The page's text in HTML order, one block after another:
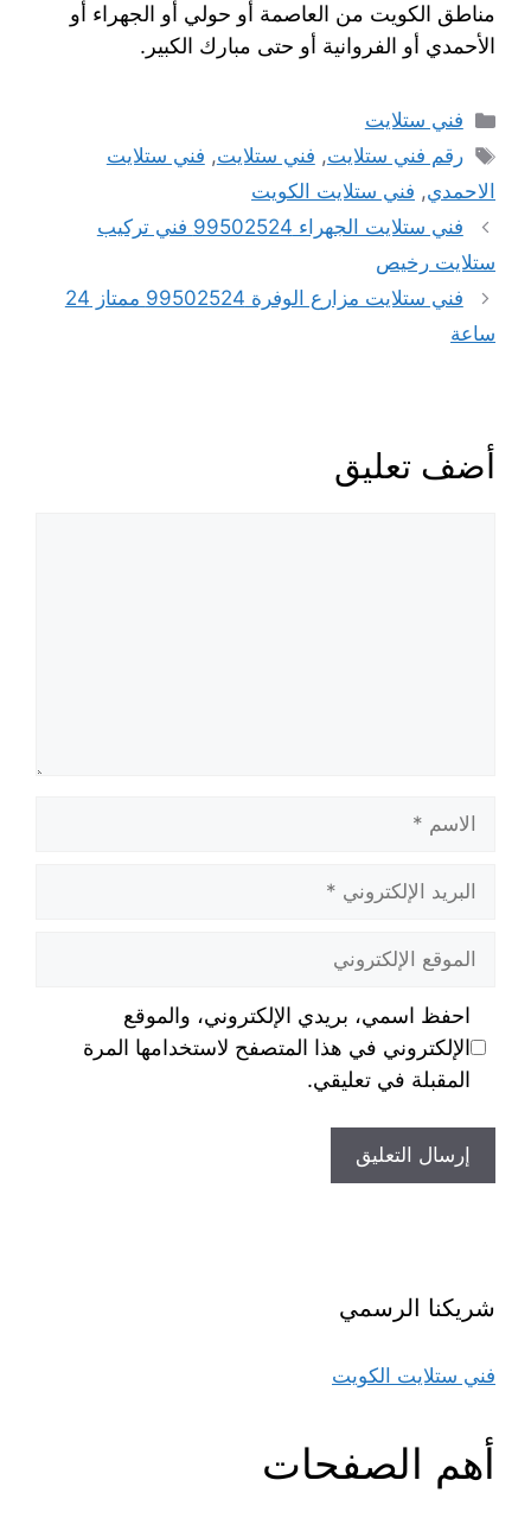
مناطق الكويت من العاصمة أو حولي أو الجهراء أو
الأحمدي أو الفروانية أو حتى مبارك الكبير.
فني ستلايت
رقم فني ستلايت, فني ستلايت, فني ستلايت
الاحمدي, فني ستلايت الكويت
فني ستلايت الجهراء 99502524 فني تركيب
ستلايت رخيص
فني ستلايت مزارع الوفرة 99502524 ممتاز 24
ساعة
أضف تعليق
احفظ اسمي، بريدي الإلكتروني، والموقع
الإلكتروني في هذا المتصفح لاستخدامها المرة
المقبلة في تعليقي.
شريكنا الرسمي
فني ستلايت الكويت
أهم الصفحات